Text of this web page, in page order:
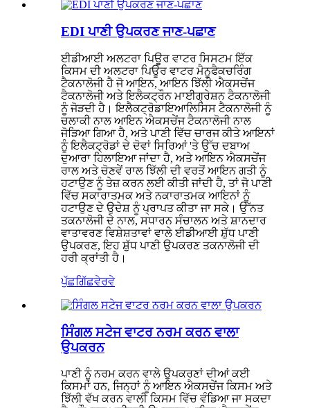
EDI ਪਾਣੀ ਉਪਕਰਣ ਜਾਣ-ਪਛਾਣ
ਈਡੀਆਈ ਅਲਟਰਾ ਪਿਊਰ ਵਾਟਰ ਸਿਸਟਮ ਇੱਕ
ਕਿਸਮ ਦੀ ਅਲਟਰਾ ਪਿਊਰ ਵਾਟਰ ਮੈਨੂਫੈਕਚਰਿੰਗ
ਟੈਕਨਾਲੋਜੀ ਹੈ ਜੋ ਆਇਨ, ਆਇਨ ਝਿੱਲੀ ਐਕਸਚੇਂਜ
ਟੈਕਨਾਲੋਜੀ ਅਤੇ ਇਲੈਕਟ੍ਰੌਨ ਮਾਈਗ੍ਰੇਸ਼ਨ ਟੈਕਨਾਲੋਜੀ
ਨੂੰ ਜੋੜਦੀ ਹੈ। ਇਲੈਕਟ੍ਰੋਡਾਇਆਲਿਸਿਸ ਟੈਕਨਾਲੋਜੀ ਨੂੰ
ਚਲਾਕੀ ਨਾਲ ਆਇਨ ਐਕਸਚੇਂਜ ਟੈਕਨਾਲੋਜੀ ਨਾਲ
ਜੋੜਿਆ ਗਿਆ ਹੈ, ਅਤੇ ਪਾਣੀ ਵਿੱਚ ਚਾਰਜ ਕੀਤੇ ਆਇਨਾਂ
ਨੂੰ ਇਲੈਕਟ੍ਰੋਡਾਂ ਦੇ ਦੋਵਾਂ ਸਿਰਿਆਂ 'ਤੇ ਉੱਚ ਦਬਾਅ
ਦੁਆਰਾ ਹਿਲਾਇਆ ਜਾਂਦਾ ਹੈ, ਅਤੇ ਆਇਨ ਐਕਸਚੇਂਜ
ਰਾਲ ਅਤੇ ਚੋਣਵੇਂ ਰਾਲ ਝਿੱਲੀ ਦੀ ਵਰਤੋਂ ਆਇਨ ਗਤੀ ਨੂੰ
ਹਟਾਉਣ ਨੂੰ ਤੇਜ਼ ਕਰਨ ਲਈ ਕੀਤੀ ਜਾਂਦੀ ਹੈ, ਤਾਂ ਜੋ ਪਾਣੀ
ਵਿੱਚ ਸਕਾਰਾਤਮਕ ਅਤੇ ਨਕਾਰਾਤਮਕ ਆਇਨਾਂ ਨੂੰ
ਹਟਾਉਣ ਦੇ ਉਦੇਸ਼ ਨੂੰ ਪ੍ਰਾਪਤ ਕੀਤਾ ਜਾ ਸਕੇ। ਉੱਨਤ
ਤਕਨਾਲੋਜੀ ਦੇ ਨਾਲ, ਸਧਾਰਨ ਸੰਚਾਲਨ ਅਤੇ ਸ਼ਾਨਦਾਰ
ਵਾਤਾਵਰਣ ਵਿਸ਼ੇਸ਼ਤਾਵਾਂ ਵਾਲੇ ਈਡੀਆਈ ਸ਼ੁੱਧ ਪਾਣੀ
ਉਪਕਰਣ, ਇਹ ਸ਼ੁੱਧ ਪਾਣੀ ਉਪਕਰਣ ਤਕਨਾਲੋਜੀ ਦੀ
ਹਰੀ ਕ੍ਰਾਂਤੀ ਹੈ।
ਪੁੱਛਗਿੱਛਵੇਰਵੇ
ਸਿੰਗਲ ਸਟੇਜ ਵਾਟਰ ਨਰਮ ਕਰਨ ਵਾਲਾ
ਉਪਕਰਨ
ਪਾਣੀ ਨੂੰ ਨਰਮ ਕਰਨ ਵਾਲੇ ਉਪਕਰਣਾਂ ਦੀਆਂ ਕਈ
ਕਿਸਮਾਂ ਹਨ, ਜਿਨ੍ਹਾਂ ਨੂੰ ਆਇਨ ਐਕਸਚੇਂਜ ਕਿਸਮ ਅਤੇ
ਝਿੱਲੀ ਵੱਖ ਕਰਨ ਵਾਲੀ ਕਿਸਮ ਵਿੱਚ ਵੰਡਿਆ ਜਾ ਸਕਦਾ